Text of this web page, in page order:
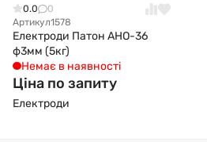
0.0
0
Артикул1578
Електроди Патон АНО-36
ф3мм (5кг)
Немає в наявності
Ціна по запиту
Електроди